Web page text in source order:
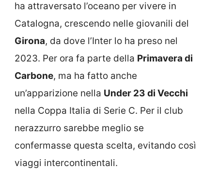
ha attraversato l’oceano per vivere in
Catalogna, crescendo nelle giovanili del
Girona, da dove l’Inter lo ha preso nel
2023. Per ora fa parte della Primavera di
Carbone, ma ha fatto anche
un’apparizione nella Under 23 di Vecchi
nella Coppa Italia di Serie C. Per il club
nerazzurro sarebbe meglio se
confermasse questa scelta, evitando così
viaggi intercontinentali.